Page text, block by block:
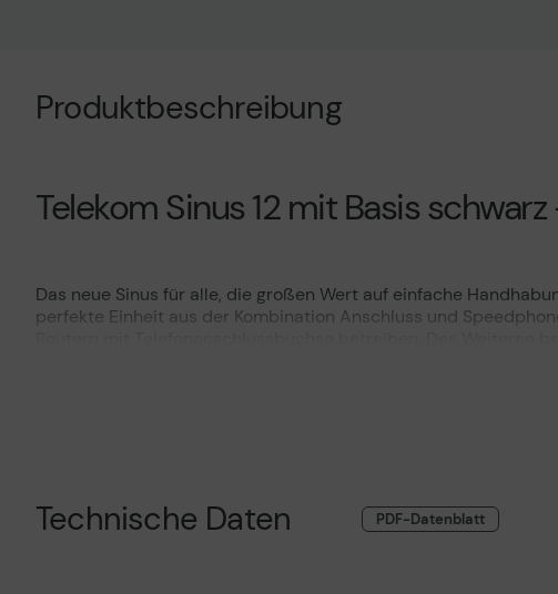
Produktbeschreibung
Telekom Sinus 12 mit Basis
Das neue Sinus für alle, die großen Wert auf einfache
perfekte Einheit aus der Kombination Anschluss und
Übersichtliches 5 cm Farbdisplay
Technische Daten PDF-Datenblatt